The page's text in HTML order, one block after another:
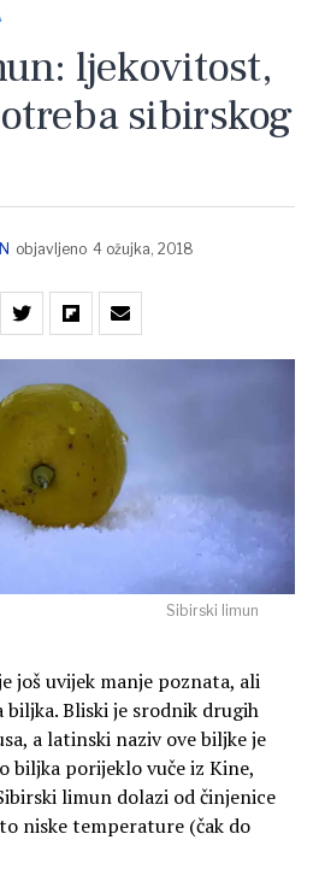
ljekovitost,
sibirskog
objavljeno 4 ožujka, 2018
Sibirski limun
još uvijek manje poznata, ali
biljka. Bliski je srodnik drugih
a latinski naziv ove biljke je
biljka porijeklo vuče iz Kine,
limun dolazi od činjenice
niske temperature (čak do